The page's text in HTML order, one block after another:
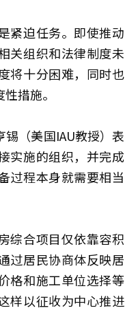
紧迫任务。即使推动
关组织和法律制度未
将十分困难，同时也
措施。
（美国IAU教授）表
实施的组织，并完成
过程本身就需要相当
综合项目仅依靠容积
过居民协商体反映居
格和施工单位选择等
样以征收为中心推进